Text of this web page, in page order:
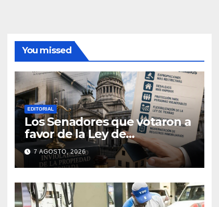
You missed
EDITORIAL
Los Senadores que votaron a
favor de la Ley de
extranjerización de tierras
7 AGOSTO, 2026